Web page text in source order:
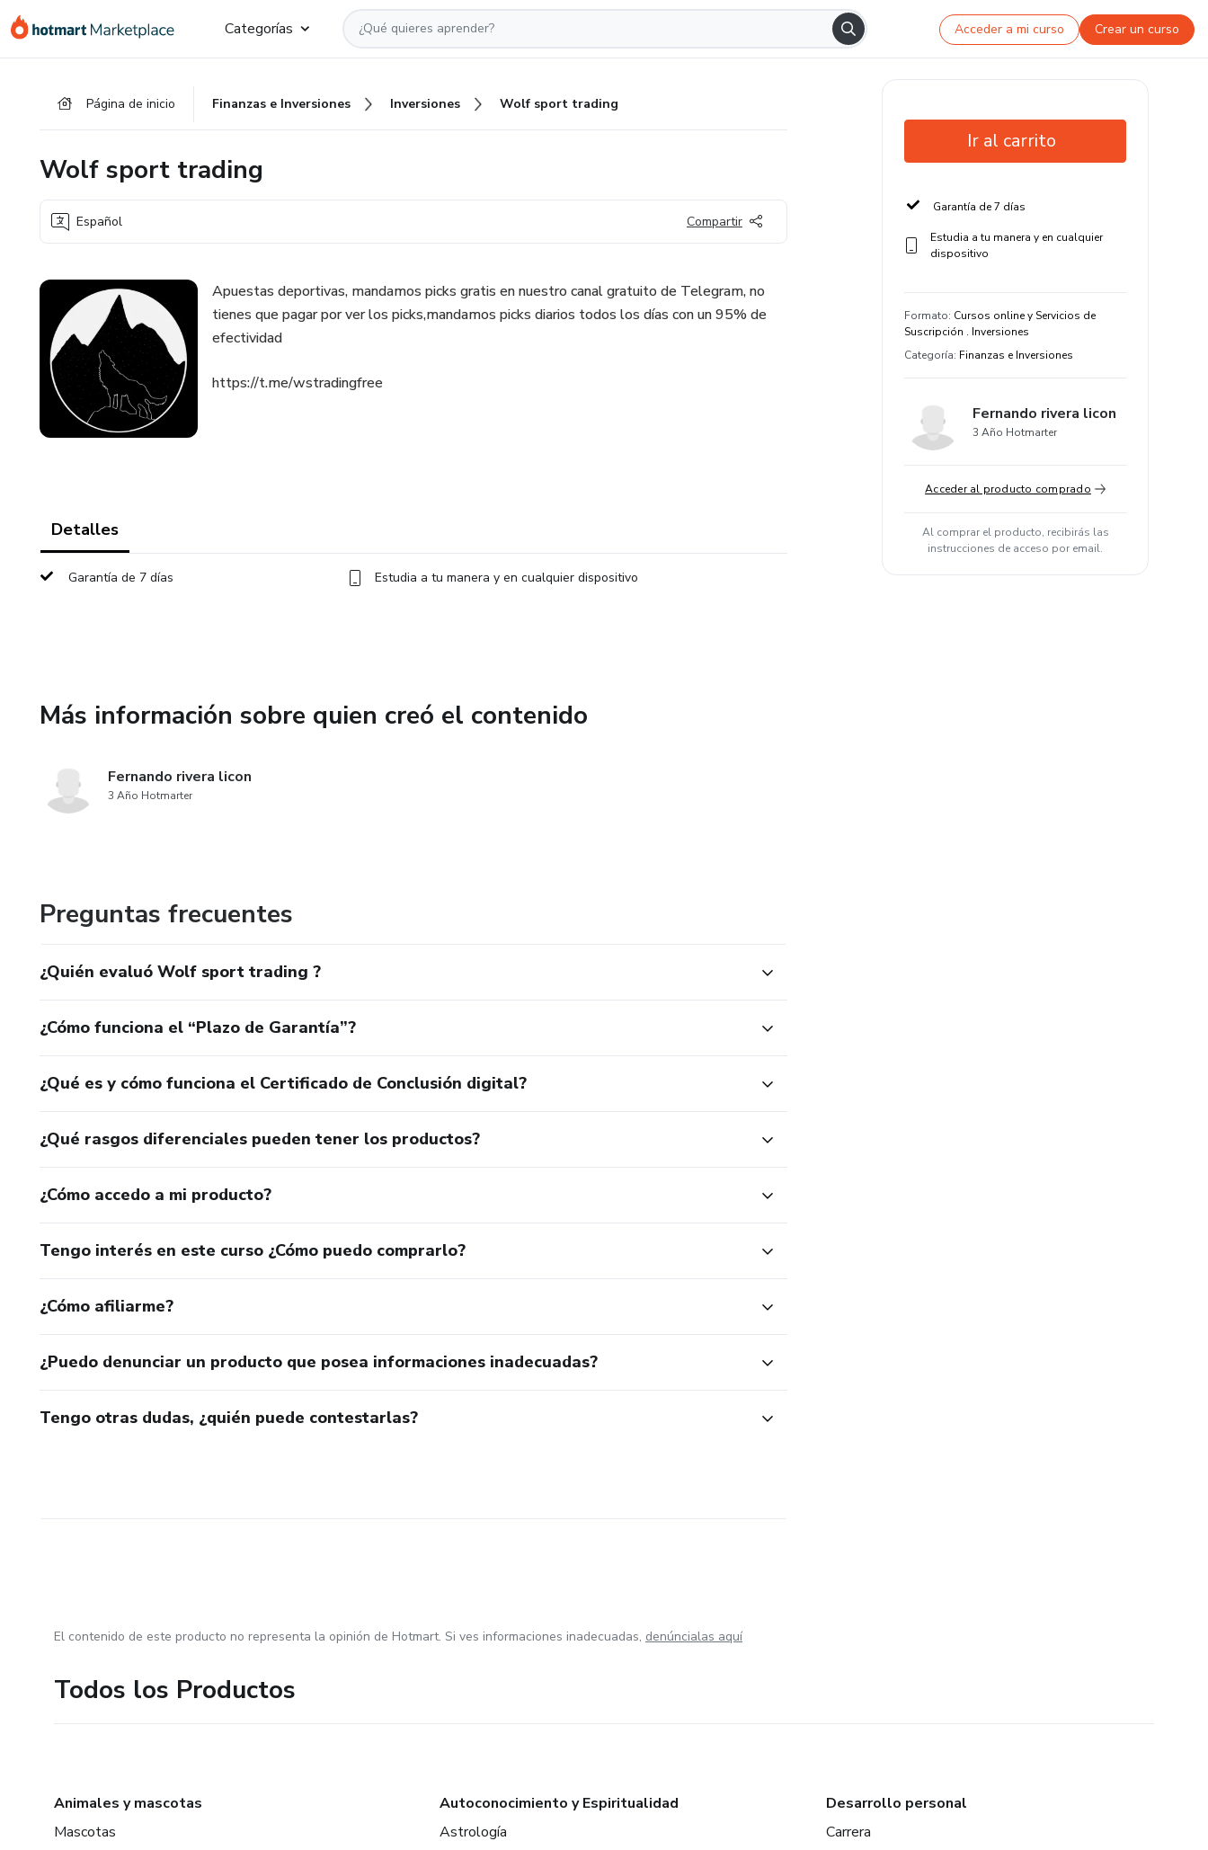
Categorías Acceder a mi curso Crear un curso
Página de inicio Finanzas e Inversiones Inversiones Wolf sport trading
Wolf sport trading
Español Compartir
Apuestas deportivas, mandamos picks gratis en nuestro canal gratuito de Telegram, no
tienes que pagar por ver los picks,mandamos picks diarios todos los días con un 95% de
efectividad
https://t.me/wstradingfree
Detalles
Garantía de 7 días Estudia a tu manera y en cualquier dispositivo
Más información sobre quien creó el contenido
Fernando rivera licon
3 Año Hotmarter
Preguntas frecuentes
¿Quién evaluó Wolf sport trading ?
¿Cómo funciona el “Plazo de Garantía”?
¿Qué es y cómo funciona el Certificado de Conclusión digital?
¿Qué rasgos diferenciales pueden tener los productos?
¿Cómo accedo a mi producto?
Tengo interés en este curso ¿Cómo puedo comprarlo?
¿Cómo afiliarme?
¿Puedo denunciar un producto que posea informaciones inadecuadas?
Tengo otras dudas, ¿quién puede contestarlas?
Ir al carrito
Garantía de 7 días
Estudia a tu manera y en cualquier
dispositivo
Formato: Cursos online y Servicios de
Suscripción . Inversiones
Categoría: Finanzas e Inversiones
Fernando rivera licon
3 Año Hotmarter
Acceder al producto comprado
Al comprar el producto, recibirás las
instrucciones de acceso por email.
El contenido de este producto no representa la opinión de Hotmart. Si ves informaciones inadecuadas, denúncialas aquí
Todos los Productos
Animales y mascotas
Mascotas
Autoconocimiento y Espiritualidad
Astrología
Desarrollo personal
Carrera